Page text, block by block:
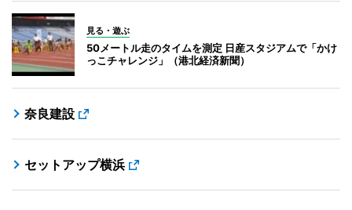
見る・遊ぶ
50メートル走のタイムを測定 日産スタジアムで「かけ
っこチャレンジ」（港北経済新聞）
奈良建設
セットアップ横浜